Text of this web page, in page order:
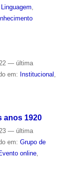
Linguagem
— última
em: Institucional ,
anos 1920
— última
em: Grupo de
online,